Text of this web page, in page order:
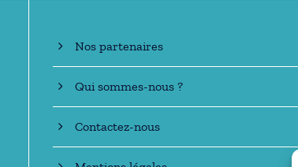
Nos partenaires
Qui sommes-nous ?
Contactez-nous